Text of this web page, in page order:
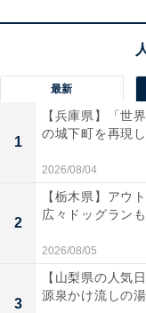
「生産性のない仕
他の人に対して、
は、とても手のか
り、「来なかった
がかかるわりに何
PTA活動をきっか
員さんでは多いか
最新
1
【兵庫県】「世
の城下町を再現
2026/08/04
2
【栃木県】アウ
広々ドッグラン
2026/08/05
3
【山梨県の人気
源泉かけ流しの